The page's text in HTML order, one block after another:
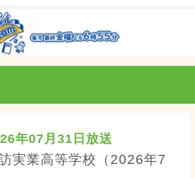
年07月31日放送
実業高等学校（2026年7